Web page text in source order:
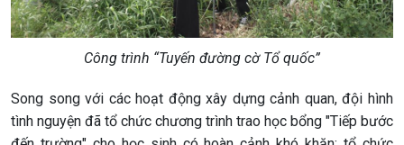
Công trình “Tuyến đường cờ Tổ quốc”
Song song với các hoạt động xây dựng cảnh quan, đội hình
tình nguyện đã tổ chức chương trình trao học bổng "Tiếp bước